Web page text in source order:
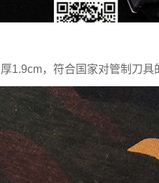
1.9cm，符合国家对管制刀具